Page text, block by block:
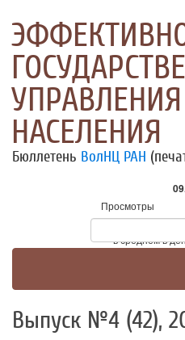
НАСЕЛЕНИЯ
Бюллетень ВолНЦ РАН
Просмотры
Посетители
* - в среднем в
Выпуск №4 (42),